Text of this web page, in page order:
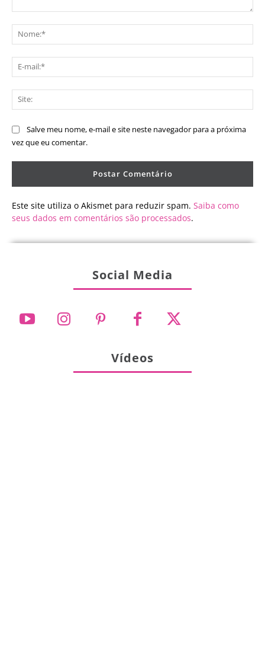
Salve meu nome, e-mail e site neste navegador para a próxima
vez que eu comentar.
Este site utiliza o Akismet para reduzir spam. Saiba como
seus dados em comentários são processados.
Social Media
Vídeos